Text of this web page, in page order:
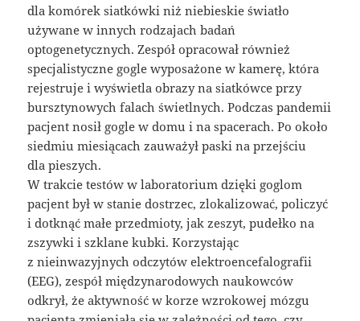
dla komórek siatkówki niż niebieskie światło
używane w innych rodzajach badań
optogenetycznych. Zespół opracował również
specjalistyczne gogle wyposażone w kamerę, która
rejestruje i wyświetla obrazy na siatkówce przy
bursztynowych falach świetlnych. Podczas pandemii
pacjent nosił gogle w domu i na spacerach. Po około
siedmiu miesiącach zauważył paski na przejściu
dla pieszych.
W trakcie testów w laboratorium dzięki goglom
pacjent był w stanie dostrzec, zlokalizować, policzyć
i dotknąć małe przedmioty, jak zeszyt, pudełko na
zszywki i szklane kubki. Korzystając
z nieinwazyjnych odczytów elektroencefalografii
(EEG), zespół międzynarodowych naukowców
odkrył, że aktywność w korze wzrokowej mózgu